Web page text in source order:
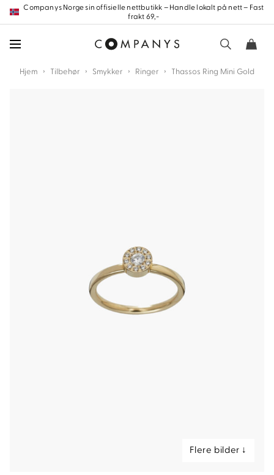
Hopp
frem
innholdet
Companys Norge sin offisielle nettbutikk – Handle lokalt på nett – Fast
frakt 69,-
Hjem › Tilbehør › Smykker › Ringer › Thassos Ring Mini Gold